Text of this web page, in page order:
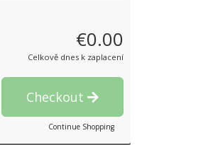
€0.00
Celkově dnes k zaplacení
Checkout
Continue Shopping